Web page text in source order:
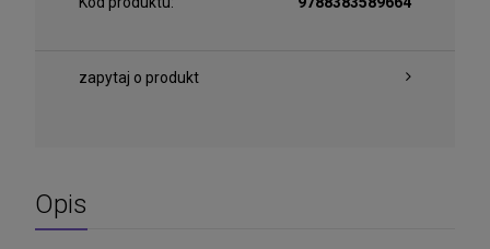
zapytaj o produkt
Opis